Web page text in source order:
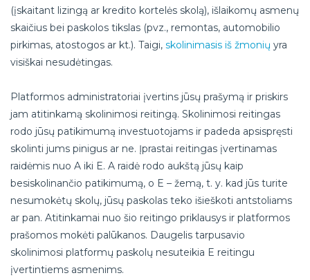
(įskaitant lizingą ar kredito kortelės skolą), išlaikomų asmenų
skaičius bei paskolos tikslas (pvz., remontas, automobilio
pirkimas, atostogos ar kt.). Taigi, skolinimasis iš žmonių yra
visiškai nesudėtingas.
Platformos administratoriai įvertins jūsų prašymą ir priskirs
jam atitinkamą skolinimosi reitingą. Skolinimosi reitingas
rodo jūsų patikimumą investuotojams ir padeda apsispręsti
skolinti jums pinigus ar ne. Įprastai reitingas įvertinamas
raidėmis nuo A iki E. A raidė rodo aukštą jūsų kaip
besiskolinančio patikimumą, o E – žemą, t. y. kad jūs turite
nesumokėtų skolų, jūsų paskolas teko išieškoti antstoliams
ar pan. Atitinkamai nuo šio reitingo priklausys ir platformos
prašomos mokėti palūkanos. Daugelis tarpusavio
skolinimosi platformų paskolų nesuteikia E reitingu
įvertintiems asmenims.